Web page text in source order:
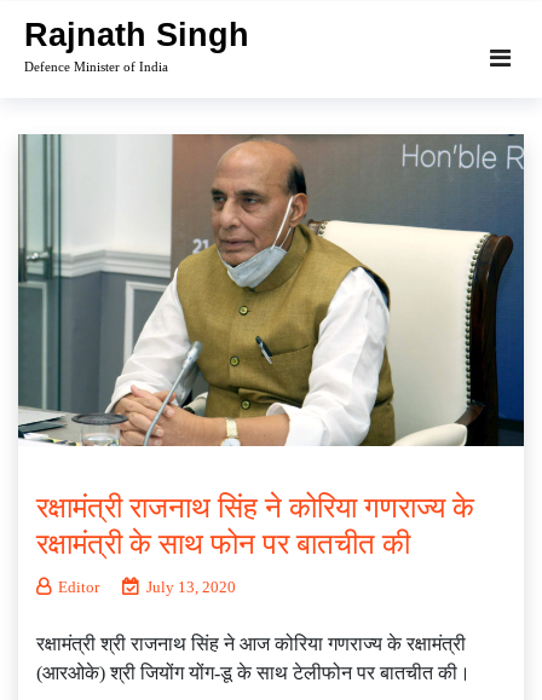
content
Rajnath Singh
Defence Minister of India
रक्षामंत्री राजनाथ सिंह ने कोरिया गणराज्य के
रक्षामंत्री के साथ फोन पर बातचीत की
Editor July 13, 2020
रक्षामंत्री श्री राजनाथ सिंह ने आज कोरिया गणराज्य के रक्षामंत्री
(आरओके) श्री जियोंग योंग-डू के साथ टेलीफोन पर बातचीत की।